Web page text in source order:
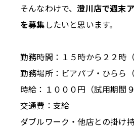
そんなわけで、澄川店で週末
を募集したいと思います。
勤務時間：１５時から２２時
勤務場所：ビアパブ・ひらら
時給：１０００円（試用期間９
交通費：支給
ダブルワーク・他店との掛け